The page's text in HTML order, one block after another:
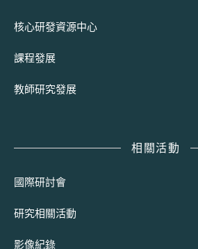
核心研發資源中心
課程發展
教師研究發展
相關活動
國際研討會
研究相關活動
影像紀錄